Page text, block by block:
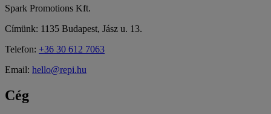
Spark Promotions Kft.
Címünk: 1135 Budapest, Jász u. 13.
Telefon: +36 30 612 7063
Email: hello@repi.hu
Cég